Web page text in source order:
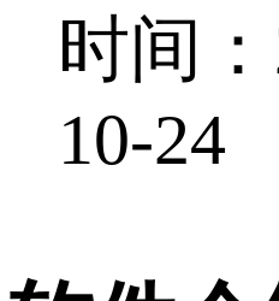
时间
10-24